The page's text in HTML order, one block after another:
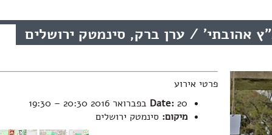
אהובתי' / ערן ברק, סינמטק ירושלים
פרטי אירוע
Date: 20 בפברואר 2016 20:30 –
19:30
מיקום: סינמטק ירושלים